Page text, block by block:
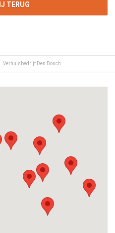
TERUG
Verhuisbedrijf Den Bosch